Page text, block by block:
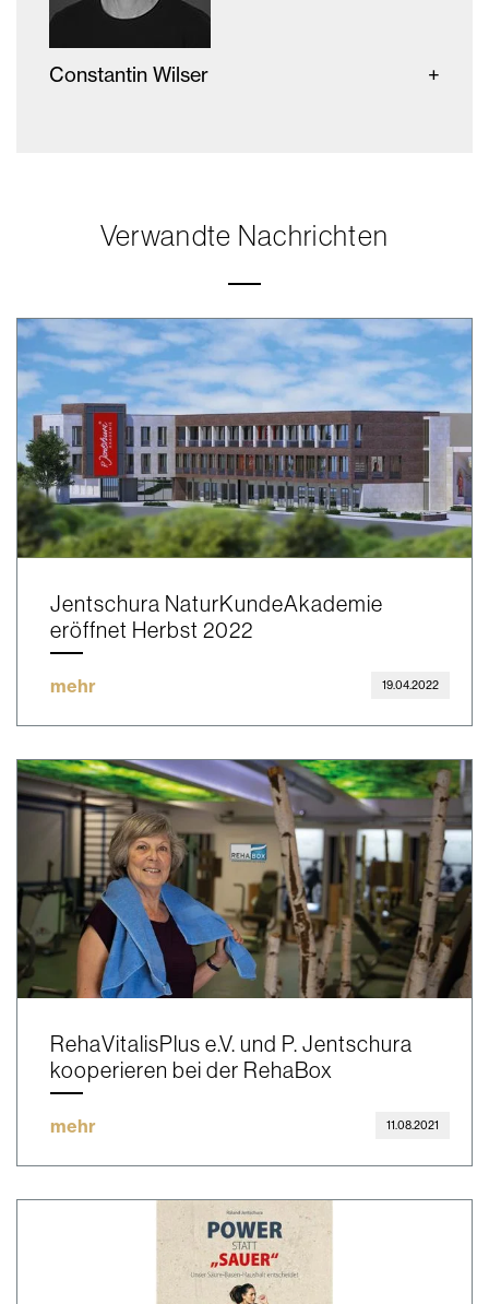
Constantin Wilser
Verwandte Nachrichten
Jentschura NaturKundeAkademie
eröffnet Herbst 2022
mehr 19.04.2022
RehaVitalisPlus e.V. und P. Jentschura
kooperieren bei der RehaBox
mehr 11.08.2021